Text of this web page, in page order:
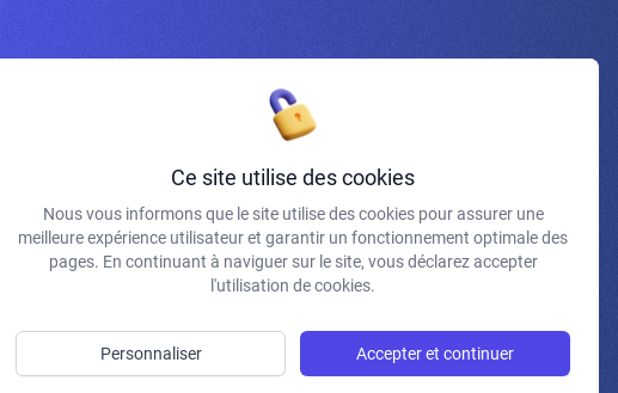
?
J'accepte de recevoir vos e-mails et confirme avoir pris
connaissance de votre politique de confidentialité et
mentions légales.
Ce site utilise des cookies
Nous vous informons que le site utilise des cookies pour assurer une
meilleure expérience utilisateur et garantir un fonctionnement optimale des
pages. En continuant à naviguer sur le site, vous déclarez accepter
l'utilisation de cookies.
Accepter et continuer
Personnaliser